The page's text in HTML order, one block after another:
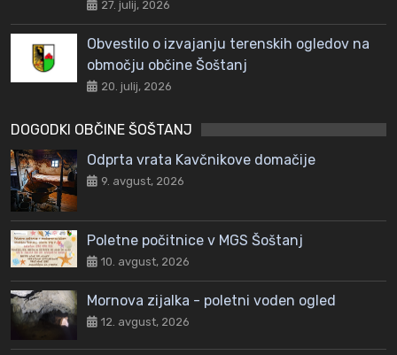
27. julij, 2026
Obvestilo o izvajanju terenskih ogledov na
območju občine Šoštanj
20. julij, 2026
DOGODKI OBČINE ŠOŠTANJ
Odprta vrata Kavčnikove domačije
9. avgust, 2026
Poletne počitnice v MGS Šoštanj
10. avgust, 2026
Mornova zijalka - poletni voden ogled
12. avgust, 2026